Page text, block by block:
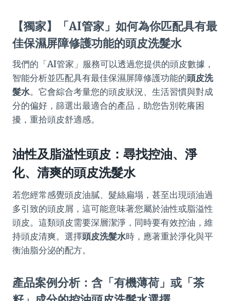
【獨家】「AI管家」如何為你匹配具有最
佳保濕屏障修護功能的頭皮洗髮水
我們的「AI管家」服務可以透過您提供的頭皮數據，
智能分析並匹配具有最佳保濕屏障修護功能的頭皮洗
髮水。它會綜合考量您的頭皮狀況、生活習慣與對成
分的偏好，篩選出最適合的產品，助您告別乾癢困
擾，重拾頭皮舒適感。
油性及脂溢性頭皮：尋找控油、淨
化、清爽的頭皮洗髮水
若您經常感覺頭皮油膩、髮絲扁塌，甚至出現頭油過
多引致的頭皮屑，這可能意味著您屬於油性或脂溢性
頭皮。這類頭皮需要深層潔淨，同時要有效控油，維
持頭皮清爽。選擇頭皮洗髮水時，應著重於淨化與平
衡油脂分泌的配方。
產品案例分析：含「有機薄荷」或「茶